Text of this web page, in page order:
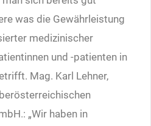
was die Gewährleistung
medizinischer
und -patienten in
Mag. Karl Lehner,
„Wir haben in